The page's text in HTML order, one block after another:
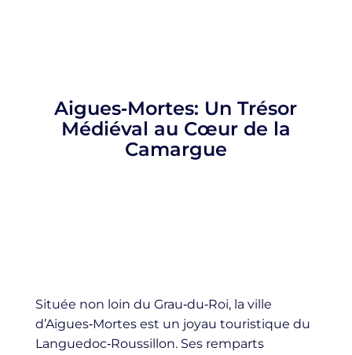
Aigues‑Mortes: Un Trésor
Médiéval au Cœur de la
Camargue
Située non loin du Grau‑du‑Roi, la ville
d’Aigues‑Mortes est un joyau touristique du
Languedoc‑Roussillon. Ses remparts